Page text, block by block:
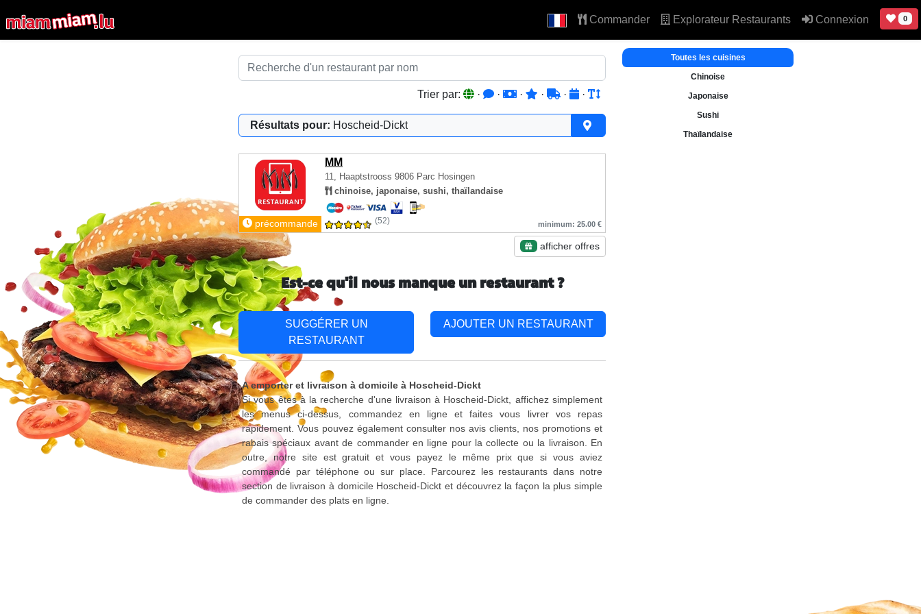
Commander Explorateur Restaurants Connexion 0
Trier par: · · · · · ·
Résultats pour: Hoscheid-Dickt
MM
11, Haaptstrooss 9806 Parc Hosingen
chinoise, japonaise, sushi, thaïlandaise
précommande (52) minimum: 25.00 €
afficher offres
Toutes les cuisines
Chinoise
Japonaise
Sushi
Thaïlandaise
Est-ce qu'il nous manque un restaurant ?
SUGGÉRER UN
RESTAURANT
AJOUTER UN RESTAURANT
A emporter et livraison à domicile à Hoscheid-Dickt
Si vous êtes à la recherche d'une livraison à Hoscheid-Dickt, affichez simplement
les menus ci-dessus, commandez en ligne et faites vous livrer vos repas
rapidement. Vous pouvez également consulter nos avis clients, nos promotions et
rabais spéciaux avant de commander en ligne pour la collecte ou la livraison. En
outre, notre site est gratuit et vous payez le même prix que si vous aviez
commandé par téléphone ou sur place. Parcourez les restaurants dans notre
section de livraison à domicile Hoscheid-Dickt et découvrez la façon la plus simple
de commander des plats en ligne.